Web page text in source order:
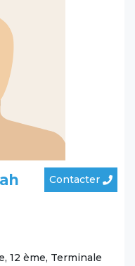
Contacter
12 ème, Terminale